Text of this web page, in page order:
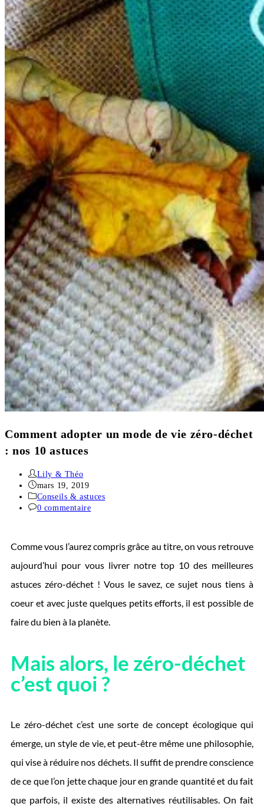
Comment adopter un mode de vie zéro-déchet
: nos 10 astuces
Lily & Théo
mars 19, 2019
Conseils & astuces
0 commentaire
Comme vous l’aurez compris grâce au titre, on vous retrouve
aujourd’hui pour vous livrer notre top 10 des meilleures
astuces zéro-déchet ! Vous le savez, ce sujet nous tiens à
coeur et avec juste quelques petits efforts, il est possible de
faire du bien à la planète.
Mais alors, le zéro-déchet
c’est quoi ?
Le zéro-déchet c’est une sorte de concept écologique qui
émerge, un style de vie, et peut-être même une philosophie,
qui vise à réduire nos déchets. Il suffit de prendre conscience
de ce que l’on jette chaque jour en grande quantité et du fait
que parfois, il existe des alternatives réutilisables. On fait